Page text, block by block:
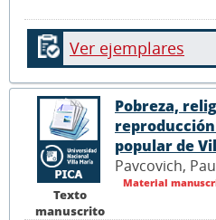
Ver ejemplares
Texto
manuscrito
Pobreza,
popular de
Pavcovich,
Material